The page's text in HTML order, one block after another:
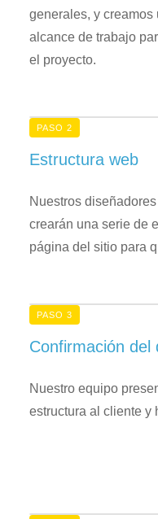
generales, y creamos
alcance de trabajo
el proyecto.
PASO 2
Estructura web
Nuestros
crearán una serie de
página del sitio para
PASO 3
Confirmación del
Nuestro equipo
estructura al cliente y